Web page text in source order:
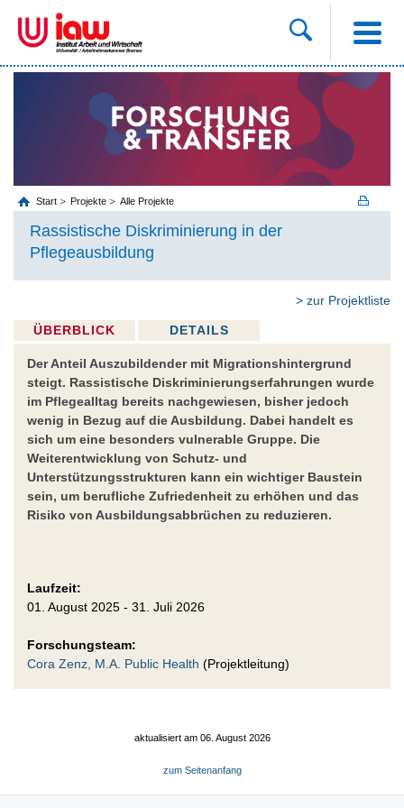
Start Projekte Alle Projekte
Rassistische Diskriminierung in der
Pflegeausbildung
> zur Projektliste
ÜBERBLICK DETAILS
Der Anteil Auszubildender mit Migrationshintergrund
steigt. Rassistische Diskriminierungserfahrungen wurde
im Pflegealltag bereits nachgewiesen, bisher jedoch
wenig in Bezug auf die Ausbildung. Dabei handelt es
sich um eine besonders vulnerable Gruppe. Die
Weiterentwicklung von Schutz- und
Unterstützungsstrukturen kann ein wichtiger Baustein
sein, um berufliche Zufriedenheit zu erhöhen und das
Risiko von Ausbildungsabbrüchen zu reduzieren.
Laufzeit:
01. August 2025 - 31. Juli 2026
Forschungsteam:
Cora Zenz, M.A. Public Health (Projektleitung)
aktualisiert am 06. August 2026
zum Seitenanfang